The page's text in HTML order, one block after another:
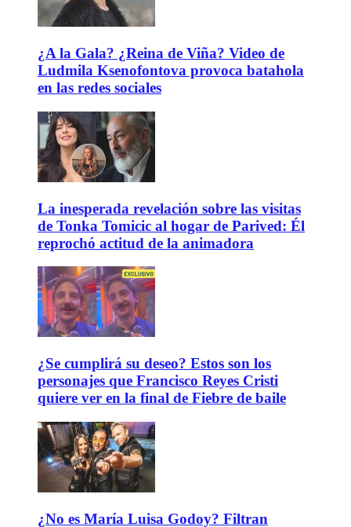
¿A la Gala? ¿Reina de Viña? Video de
Ludmila Ksenofontova provoca batahola
en las redes sociales
La inesperada revelación sobre las visitas
de Tonka Tomicic al hogar de Parived: Él
reprochó actitud de la animadora
¿Se cumplirá su deseo? Estos son los
personajes que Francisco Reyes Cristi
quiere ver en la final de Fiebre de baile
¿No es María Luisa Godoy? Filtran